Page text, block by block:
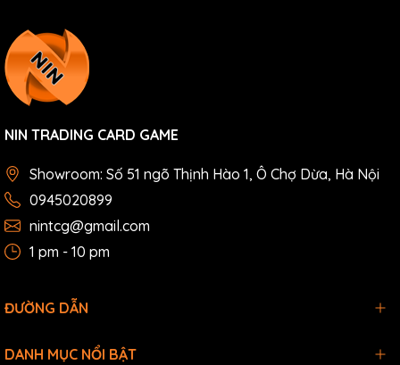
NIN TRADING CARD GAME
Showroom: Số 51 ngõ Thịnh Hào 1, Ô Chợ Dừa, Hà Nội
0945020899
nintcg@gmail.com
1 pm - 10 pm
ĐƯỜNG DẪN
DANH MỤC NỔI BẬT